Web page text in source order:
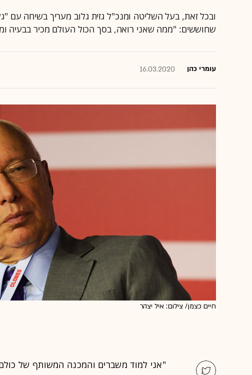
ובכל זאת, בעל השליטה ומנכ"ל גזית גלוב מעריך בשיחה
שחוששים: "ממה שאני רואה, בסך הכול העולם מכיר בבעיה
עומרי כהן 16.03.2020
חיים כצמן/ צילום: איל יצהר
"אני למוד משברים והמכנה המשותף של